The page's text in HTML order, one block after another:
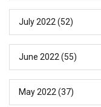
July 2022 (52)
June 2022 (55)
May 2022 (37)